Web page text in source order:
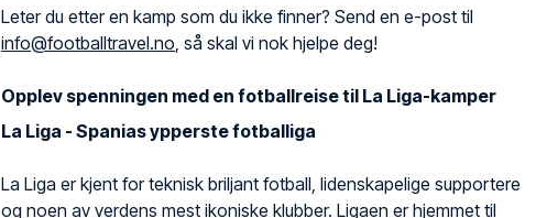
Leter du etter en kamp som du ikke finner? Send en e-post til
info@footballtravel.no, så skal vi nok hjelpe deg!
Opplev spenningen med en fotballreise til La Liga-kamper
La Liga - Spanias ypperste fotballiga
La Liga er kjent for teknisk briljant fotball, lidenskapelige supportere
og noen av verdens mest ikoniske klubber. Ligaen er hjemmet til